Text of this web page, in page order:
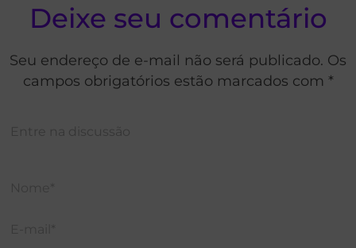
Deixe seu comentário
Seu endereço de e-mail não será publicado. Os
campos obrigatórios estão marcados com *